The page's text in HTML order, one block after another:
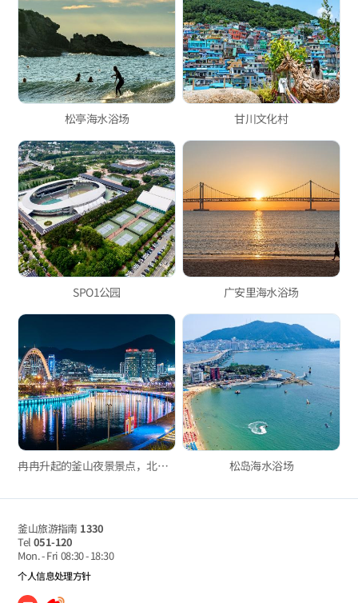
松亭海水浴场 甘川文化村
SPO1公园 广安里海水浴场
冉冉升起的釜山夜景景点，北港亲水公园 松岛海水浴场
釜山旅游指南 1330
Tel 051-120
Mon. - Fri 08:30 - 18:30
个人信息处理方针